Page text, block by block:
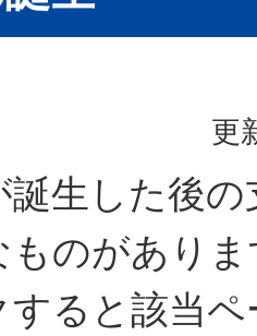
更
生した後
ものがあり
すると該当